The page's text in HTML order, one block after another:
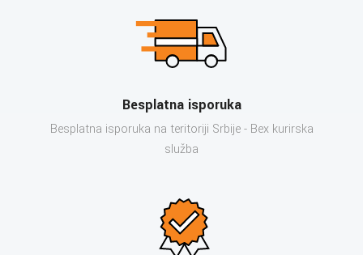
Besplatna isporuka
Besplatna isporuka na teritoriji Srbije - Bex kurirska
služba